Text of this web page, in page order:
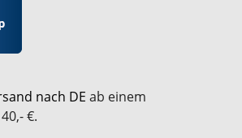
nach DE ab einem
€.